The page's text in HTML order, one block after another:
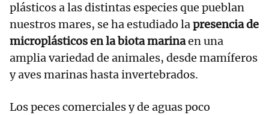
plásticos a las distintas especies que pueblan
nuestros mares, se ha estudiado lapresencia de
microplásticos en la biota marinaen una
amplia variedad de animales, desde mamíferos
y aves marinas hasta invertebrados.
Los peces comerciales y de aguas poco